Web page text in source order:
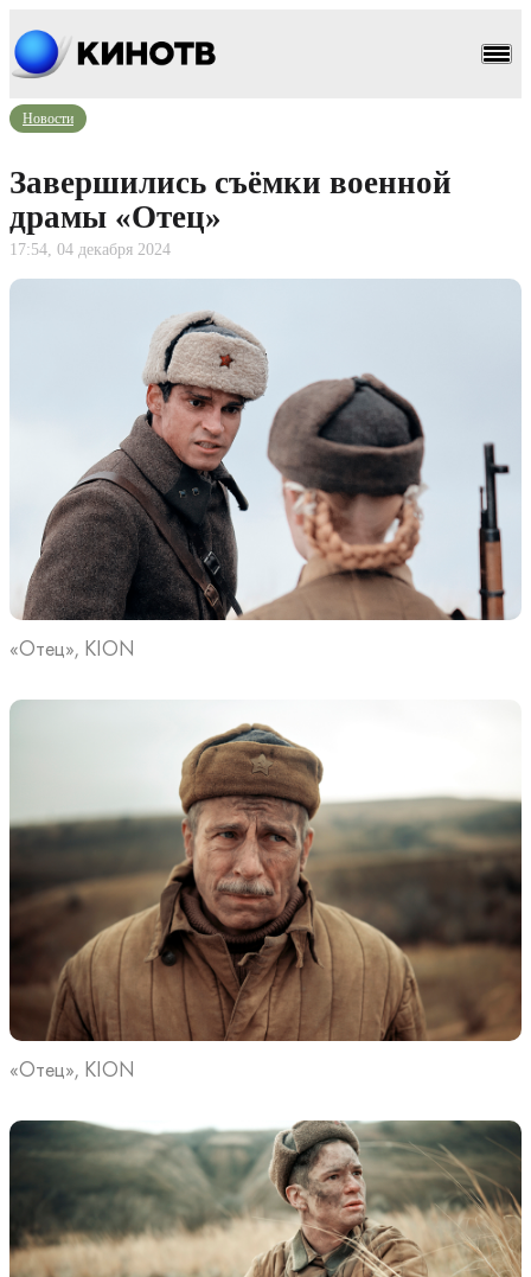
Новости
Завершились съёмки военной
драмы «Отец»
17:54, 04 декабря 2024
«Отец», KION
«Отец», KION